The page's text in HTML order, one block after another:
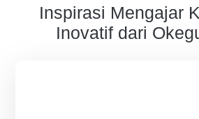
Inspirasi Mengajar
Inovatif dari